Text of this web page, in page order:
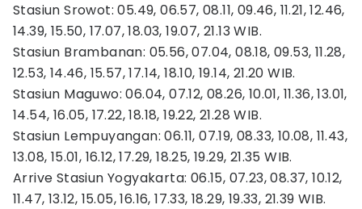
Stasiun Srowot: 05.49, 06.57, 08.11, 09.46, 11.21, 12.46,
14.39, 15.50, 17.07, 18.03, 19.07, 21.13 WIB.
Stasiun Brambanan: 05.56, 07.04, 08.18, 09.53, 11.28,
12.53, 14.46, 15.57, 17.14, 18.10, 19.14, 21.20 WIB.
Stasiun Maguwo: 06.04, 07.12, 08.26, 10.01, 11.36, 13.01,
14.54, 16.05, 17.22, 18.18, 19.22, 21.28 WIB.
Stasiun Lempuyangan: 06.11, 07.19, 08.33, 10.08, 11.43,
13.08, 15.01, 16.12, 17.29, 18.25, 19.29, 21.35 WIB.
Arrive Stasiun Yogyakarta: 06.15, 07.23, 08.37, 10.12,
11.47, 13.12, 15.05, 16.16, 17.33, 18.29, 19.33, 21.39 WIB.